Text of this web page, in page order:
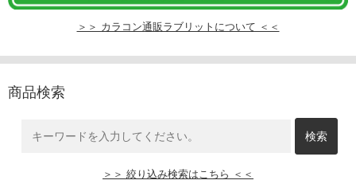
＞＞ カラコン通販ラブリットについて ＜＜
商品検索
＞＞ 絞り込み検索はこちら ＜＜